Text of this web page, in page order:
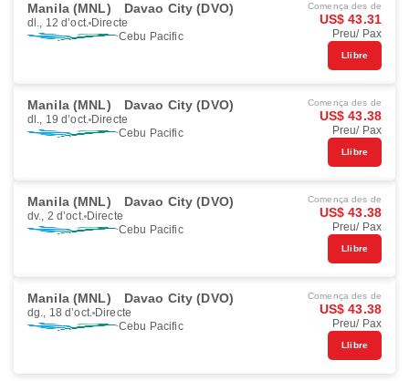
Manila (MNL) Davao City (DVO)
dl., 12 d’oct. Directe
Cebu Pacific
Comença des de
US$ 43.31
Preu/ Pax
Llibre
Manila (MNL) Davao City (DVO)
dl., 19 d’oct. Directe
Cebu Pacific
Comença des de
US$ 43.38
Preu/ Pax
Llibre
Manila (MNL) Davao City (DVO)
dv., 2 d’oct. Directe
Cebu Pacific
Comença des de
US$ 43.38
Preu/ Pax
Llibre
Manila (MNL) Davao City (DVO)
dg., 18 d’oct. Directe
Cebu Pacific
Comença des de
US$ 43.38
Preu/ Pax
Llibre